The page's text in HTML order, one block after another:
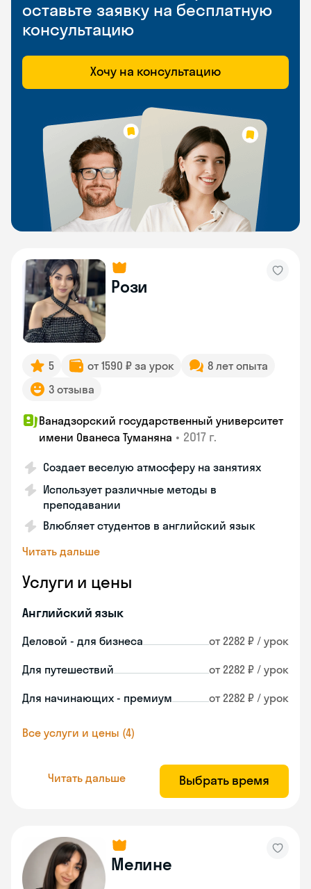
оставьте заявку на бесплатную
консультацию
Хочу на консультацию
Рози
5 от 1590 ₽ за урок
8 лет опыта
3 отзыва
Ванадзорский государственный университет
имени Ованеса Туманяна • 2017 г.
Создает веселую атмосферу на занятиях
Использует различные методы в
преподавании
Влюбляет студентов в английский язык
Читать дальше
Услуги и цены
Английский язык
Деловой - для бизнеса от 2282 ₽ / урок
Для путешествий от 2282 ₽ / урок
Для начинающих - премиум от 2282 ₽ / урок
Все услуги и цены (4)
Читать дальше Выбрать время
Мелине